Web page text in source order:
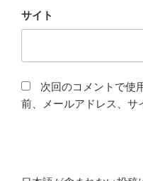
サイト
次回のコメントで使
前、メールアドレス、サ